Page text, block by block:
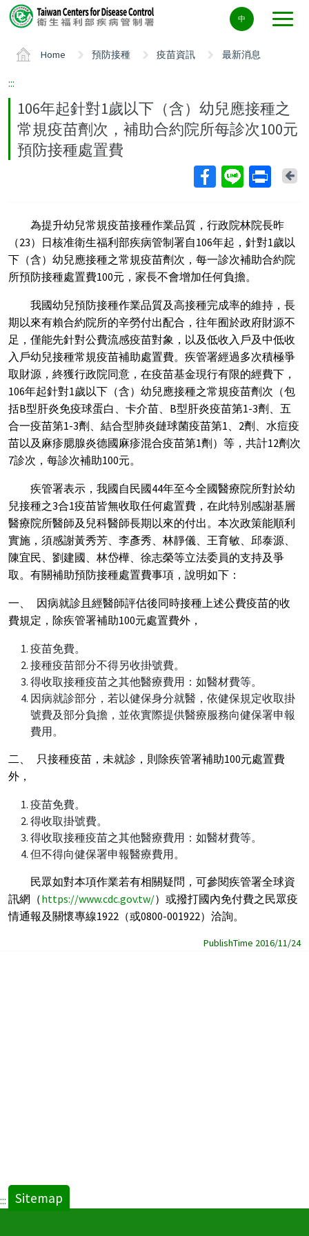
Center
block
中
Home 預防接種 疫苗資訊 最新消息
:::
106年起針對1歲以下（含）幼兒應接種之
常規疫苗劑次，補助合約院所每診次100元
預防接種處置費
為提升幼兒常規疫苗接種作業品質，行政院林院長昨
（23）日核准衛生福利部疾病管制署自106年起，針對1歲以
下（含）幼兒應接種之常規疫苗劑次，每一診次補助合約院
所預防接種處置費100元，家長不會增加任何負擔。
我國幼兒預防接種作業品質及高接種完成率的維持，長
期以來有賴合約院所的辛勞付出配合，往年囿於政府財源不
足，僅能先針對公費流感疫苗對象，以及低收入戶及中低收
入戶幼兒接種常規疫苗補助處置費。疾管署經過多次積極爭
取財源，終獲行政院同意，在疫苗基金現行有限的經費下，
106年起針對1歲以下（含）幼兒應接種之常規疫苗劑次（包
括B型肝炎免疫球蛋白、卡介苗、 B型肝炎疫苗第1-3劑、五
合一疫苗第1-3劑、結合型肺炎鏈球菌疫苗第1 2劑、水痘疫
苗以及麻疹腮腺炎德國麻疹混合疫苗第1劑）等，共計12劑次
7診次，每診次補助100元。
疾管署表示，我國自民國44年至今全國醫療院所對於幼
兒接種之3合1疫苗皆無收取任何處置費，在此特別感謝基層
醫療院所醫師及兒科醫師長期以來的付出。本次政策能順利
實施，須感謝黃秀芳、李彥秀、林靜儀、王育敏、邱泰源、
陳宜民、劉建國、林岱樺、徐志榮等立法委員的支持及爭
取。有關補助預防接種處置費事項，說明如下：
一、
因病就診且經醫師評估後同時接種上述公費疫苗的收
費規定，除疾管署補助100元處置費外，
疫苗免費。
接種疫苗部分不得另收掛號費。
得收取接種疫苗之其他醫療費用：如醫材費等。
因病就診部分，若以健保身分就醫，依健保規定收取掛
號費及部分負擔，並依實際提供醫療服務向健保署申報
費用。
二、
只接種疫苗，未就診，則除疾管署補助100元處置費
外，
疫苗免費。
得收取掛號費。
得收取接種疫苗之其他醫療費用：如醫材費等。
但不得向健保署申報醫療費用。
民眾如對本項作業若有相關疑問，可參閱疾管署全球資
訊網（https://www.cdc.gov.tw/）或撥打國內免付費之民眾疫
情通報及關懷專線1922 （或0800-001922）洽詢。
PublishTime 2016/11/24
::: Sitemap